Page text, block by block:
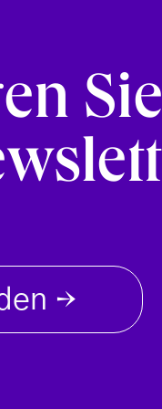
Sie
→